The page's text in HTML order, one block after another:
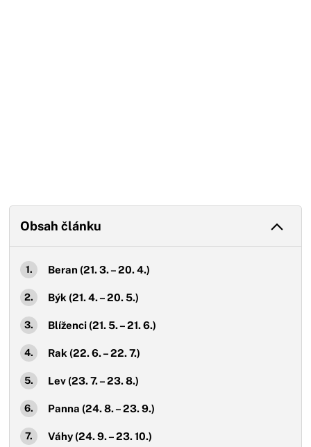
Obsah článku
Beran (21. 3. – 20. 4.)
Býk (21. 4. – 20. 5.)
Blíženci (21. 5. – 21. 6.)
Rak (22. 6. – 22. 7.)
Lev (23. 7. – 23. 8.)
Panna (24. 8. – 23. 9.)
Váhy (24. 9. – 23. 10.)